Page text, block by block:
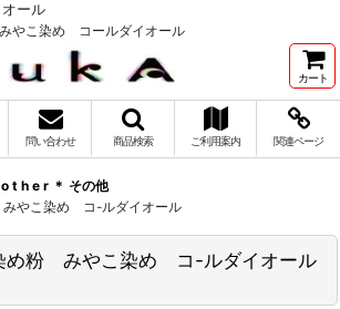
ール
みやこ染め コールダイオール
カート
問い合わせ 商品検索 ご利用案内 関連ページ
o t h e r ＊ その他
やこ染め コ-ルダイオール
め粉 みやこ染め コ-ルダイオール